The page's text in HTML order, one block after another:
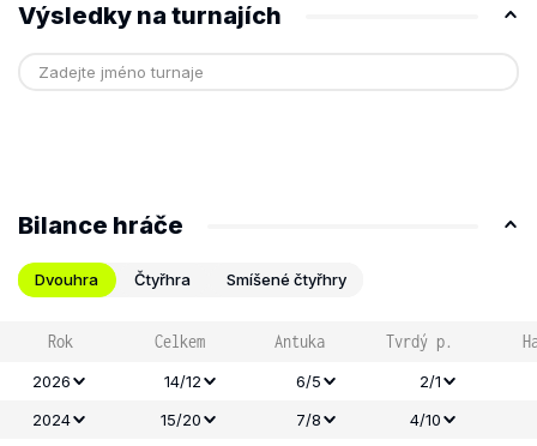
Výsledky na turnajích
Bilance hráče
Dvouhra Čtyřhra Smíšené čtyřhry
Rok Celkem Antuka Tvrdý p.
2026 14/12 6/5
2/1
2024
15/20 7/8
4/10